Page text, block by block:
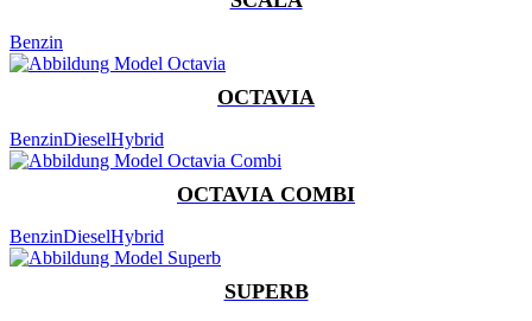
Benzin
OCTAVIA
BenzinDieselHybrid
OCTAVIA COMBI
BenzinDieselHybrid
SUPERB